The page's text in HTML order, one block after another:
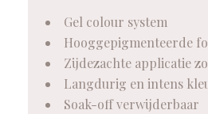
Gel colour system
Hooggepigmenteerde
Zijdezachte applicatie
Langdurig en intens
Soak-off verwijderbaar